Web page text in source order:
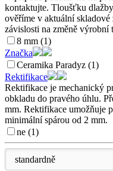
kontaktujte. Tloušťku
ověříme v aktuální
závislosti na změně výrobní
8 mm (1)
Značka
Ceramika Paradyz (1)
Rektifikace
Rektifikace je mechanický
obkladu do pravého úhlu.
mm. Rektifikace umožňuje
minimální spárou od 2 mm.
ne (1)